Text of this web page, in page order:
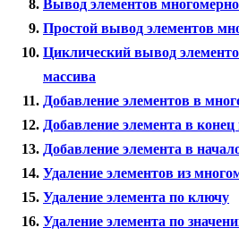
Вывод элементов
Простой вывод элементов
Циклический вывод
массива
Добавление элементов в
Добавление элемента в конец
Добавление элемента в
Удаление элементов из
Удаление элемента по ключу
Удаление элемента по